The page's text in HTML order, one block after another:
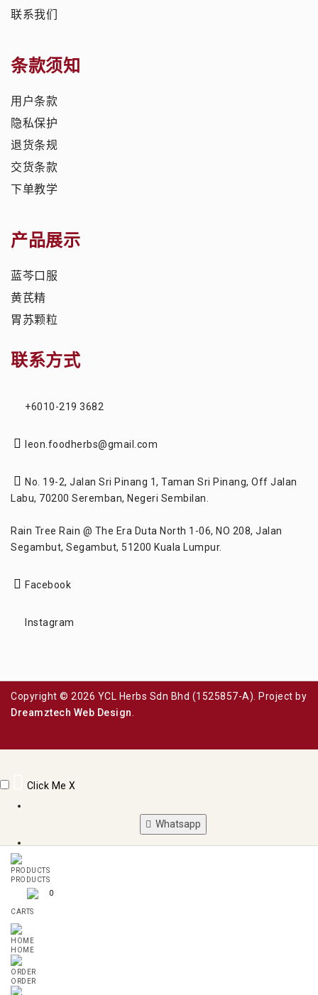
联系我们
条款须知
用户条款
隐私保护
退货条规
交货条款
下单教学
产品展示
蓝芩口服
黄芪精
胃苏颗粒
联系方式
+6010-219 3682
leon.foodherbs@gmail.com
No. 19-2, Jalan Sri Pinang 1, Taman Sri Pinang, Off Jalan
Labu, 70200 Seremban, Negeri Sembilan.
Rain Tree Rain @ The Era Duta North 1-06, NO 208, Jalan
Segambut, Segambut, 51200 Kuala Lumpur.
Facebook
Instagram
Copyright © 2026 YCL Herbs Sdn Bhd (1525857-A). Project by
Dreamztech Web Design
PRODUCTS
0
CARTS
HOME
ORDER
Click Me X
Whatsapp